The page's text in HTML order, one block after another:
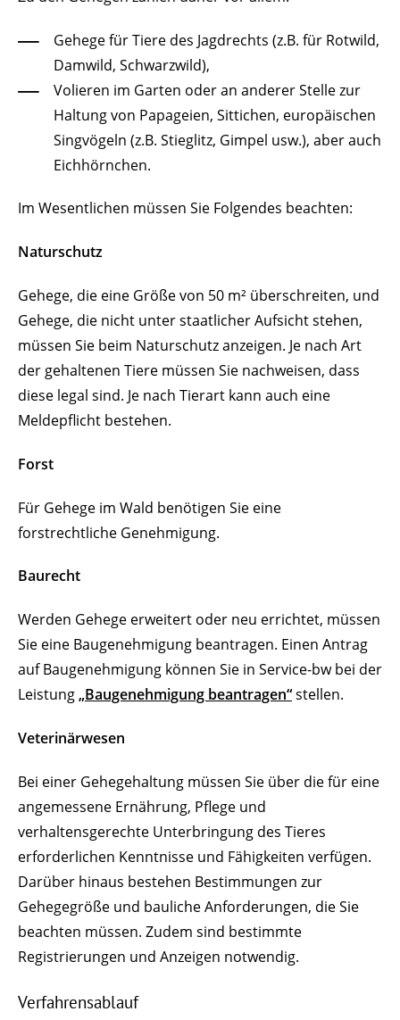
Gehege für Tiere des Jagdrechts (z.B. für Rotwild,
Damwild, Schwarzwild),
Volieren im Garten oder an anderer Stelle zur
Haltung von Papageien, Sittichen, europäischen
Singvögeln (z.B. Stieglitz, Gimpel usw.), aber auch
Eichhörnchen.
Im Wesentlichen müssen Sie Folgendes beachten:
Naturschutz
Gehege, die eine Größe von 50 m² überschreiten, und
Gehege, die nicht unter staatlicher Aufsicht stehen,
müssen Sie beim Naturschutz anzeigen. Je nach Art
der gehaltenen Tiere müssen Sie nachweisen, dass
diese legal sind. Je nach Tierart kann auch eine
Meldepflicht bestehen.
Forst
Für Gehege im Wald benötigen Sie eine
forstrechtliche Genehmigung.
Baurecht
Werden Gehege erweitert oder neu errichtet, müssen
Sie eine Baugenehmigung beantragen. Einen Antrag
auf Baugenehmigung können Sie in Service-bw bei der
Leistung„Baugenehmigung beantragen“stellen.
Veterinärwesen
Bei einer Gehegehaltung müssen Sie über die für eine
angemessene Ernährung, Pflege und
verhaltensgerechte Unterbringung des Tieres
erforderlichen Kenntnisse und Fähigkeiten verfügen.
Darüber hinaus bestehen Bestimmungen zur
Gehegegröße und bauliche Anforderungen, die Sie
beachten müssen. Zudem sind bestimmte
Registrierungen und Anzeigen notwendig.
Verfahrensablauf